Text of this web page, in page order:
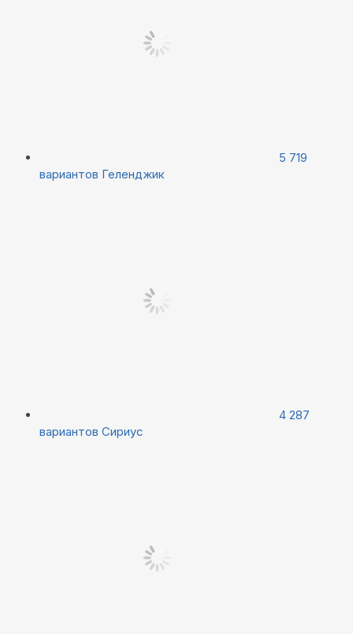
5 719
вариантов Геленджик
4 287
вариантов Сириус